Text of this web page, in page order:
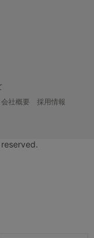
会社概要
採用情報